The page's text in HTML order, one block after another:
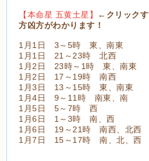
【本命星 五黄土星】
←クリック
方凶方がわかります！
1月1日 3～5時 東、南東
1月1日 21～23時 北西
1月2日 23時～1時 東、南東
1月2日 17～19時 南西
1月3日 13～15時 東、南東
1月4日 9～11時 南東、南
1月5日 5～7時 西
1月6日 1～3時 南、西
1月6日 19～21時 南西、北西
1月7日 15～17時 南、北、西